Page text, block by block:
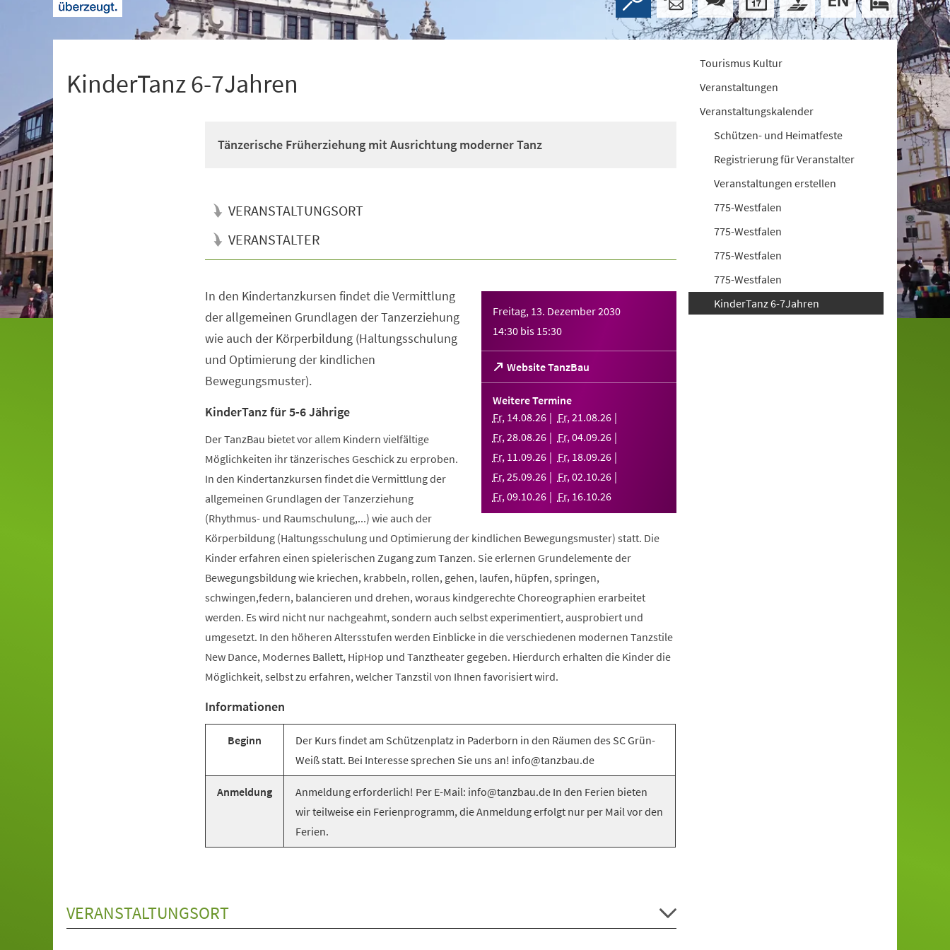
KinderTanz 6-7Jahren
Tänzerische Früherziehung mit Ausrichtung moderner Tanz
VERANSTALTUNGSORT
VERANSTALTER
Freitag, 13. Dezember 2030
14:30 bis 15:30
Website TanzBau
(Öffnet
in
einem
Tab)
Weitere Termine
Fr, 14.08.26 Fr,21.08.26
Fr,28.08.26 Fr,04.09.26
Fr, 11.09.26 Fr, 18.09.26
Fr,25.09.26 Fr,02.10.26
Fr,09.10.26 Fr, 16.10.26
In den Kindertanzkursen findet die Vermittlung
der allgemeinen Grundlagen der Tanzerziehung
wie auch der Körperbildung (Haltungsschulung
und Optimierung der kindlichen
Bewegungsmuster).
KinderTanz für 5-6 Jährige
Der TanzBau bietet vor allem Kindern vielfältige
Möglichkeiten ihr tänzerisches Geschick zu erproben.
In den Kindertanzkursen findet die Vermittlung der
allgemeinen Grundlagen der Tanzerziehung
(Rhythmus- und Raumschulung,...) wie auch der
Körperbildung (Haltungsschulung und Optimierung der kindlichen Bewegungsmuster) statt. Die
Kinder erfahren einen spielerischen Zugang zum Tanzen. Sie erlernen Grundelemente der
Bewegungsbildung wie kriechen, krabbeln, rollen, gehen, laufen, hüpfen, springen,
schwingen,federn, balancieren und drehen, woraus kindgerechte Choreographien erarbeitet
werden. Es wird nicht nur nachgeahmt, sondern auch selbst experimentiert, ausprobiert und
umgesetzt. In den höheren Altersstufen werden Einblicke in die verschiedenen modernen Tanzstile
New Dance, Modernes Ballett, HipHop und Tanztheater gegeben. Hierdurch erhalten die Kinder die
Möglichkeit, selbst zu erfahren, welcher Tanzstil von Ihnen favorisiert wird.
Informationen
Beginn
Der Kurs findet am Schützenplatz in Paderborn in den Räumen des SC Grün-
Weiß statt. Bei Interesse sprechen Sie uns an! info@tanzbau.de
Anmeldung
Anmeldung erforderlich! Per E-Mail: info@tanzbau.de In den Ferien bieten
wir teilweise ein Ferienprogramm, die Anmeldung erfolgt nur per Mail vor den
Ferien.
VERANSTALTUNGSORT
Tourismus Kultur
Veranstaltungen
Veranstaltungskalender
Schützen- und Heimatfeste
Registrierung für Veranstalter
Veranstaltungen erstellen
775-Westfalen
775-Westfalen
775-Westfalen
775-Westfalen
KinderTanz 6-7Jahren